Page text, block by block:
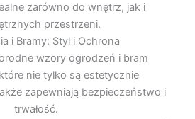
zarówno do wnętrz, jak i
przestrzeni.
i Bramy: Styl i Ochrona
wzory ogrodzeń i bram
nie tylko są estetycznie
zapewniają bezpieczeństwo i
trwałość.